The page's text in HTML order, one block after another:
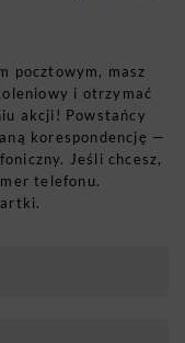
pocztowym, masz
i otrzymać
akcji! Powstańcy
korespondencję —
Jeśli chcesz,
telefonu.